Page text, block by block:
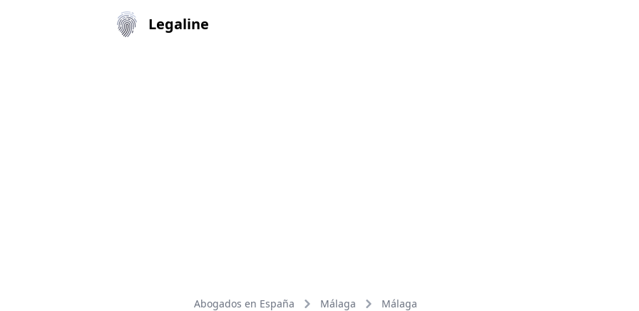
Legaline
Abogados en España Málaga Málaga